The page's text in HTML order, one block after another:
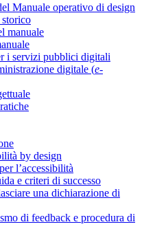
Manuale operativo di design
storico
manuale
i servizi pubblici digitali
digitale (e-
by design
l’accessibilità
e criteri di successo
una dichiarazione di
di feedback e procedura di